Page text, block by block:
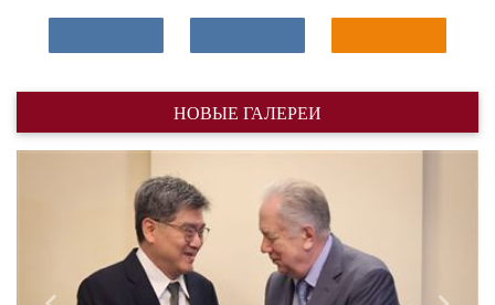
НОВЫЕ ГАЛЕРЕИ